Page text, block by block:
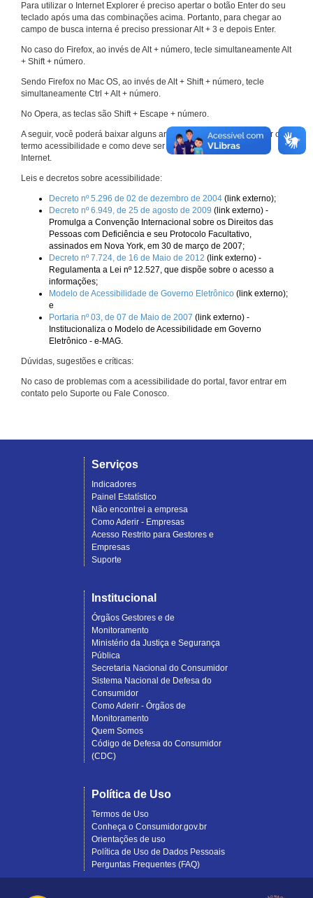
Para utilizar o Internet Explorer é preciso apertar o botão Enter do seu
teclado após uma das combinações acima. Portanto, para chegar ao
campo de busca interna é preciso pressionar Alt + 3 e depois Enter.
No caso do Firefox, ao invés de Alt + número, tecle simultaneamente Alt
+ Shift + número.
Sendo Firefox no Mac OS, ao invés de Alt + Shift + número, tecle
simultaneamente Ctrl + Alt + número.
No Opera, as teclas são Shift + Escape + número.
A seguir, você poderá baixar alguns arquivos que explicam melhor o
termo acessibilidade e como deve ser implementado nos sites da
Internet.
Leis e decretos sobre acessibilidade:
Decreto nº 5.296 de 02 de dezembro de 2004 (link externo);
Decreto nº 6.949, de 25 de agosto de 2009 (link externo) -
Promulga a Convenção Internacional sobre os Direitos das
Pessoas com Deficiência e seu Protocolo Facultativo,
assinados em Nova York, em 30 de março de 2007;
Decreto nº 7.724, de 16 de Maio de 2012 (link externo) -
Regulamenta a Lei nº 12.527, que dispõe sobre o acesso a
informações;
Modelo de Acessibilidade de Governo Eletrônico (link externo);
e
Portaria nº 03, de 07 de Maio de 2007 (link externo) -
Institucionaliza o Modelo de Acessibilidade em Governo
Eletrônico - e-MAG.
Dúvidas, sugestões e críticas:
No caso de problemas com a acessibilidade do portal, favor entrar em
contato pelo Suporte ou Fale Conosco.
Serviços
Indicadores
Painel Estatístico
Não encontrei a empresa
Como Aderir - Empresas
Acesso Restrito para Gestores e
Empresas
Suporte
Institucional
Órgãos Gestores e de
Monitoramento
Ministério da Justiça e Segurança
Pública
Secretaria Nacional do Consumidor
Sistema Nacional de Defesa do
Consumidor
Como Aderir - Órgãos de
Monitoramento
Quem Somos
Código de Defesa do Consumidor
(CDC)
Política de Uso
Termos de Uso
Conheça o Consumidor.gov.br
Orientações de uso
Política de Uso de Dados Pessoais
Perguntas Frequentes (FAQ)